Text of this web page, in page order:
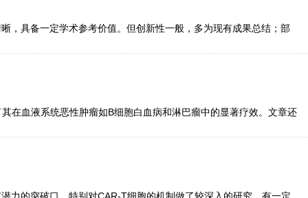
，具备一定学术参考价值。但创新性一般，多为现有成果总结；部
在血液系统恶性肿瘤如B细胞白血病和淋巴瘤中的显著疗效。文章还
力的突破口，特别对CAR-T细胞的机制做了较深入的研究，有一定